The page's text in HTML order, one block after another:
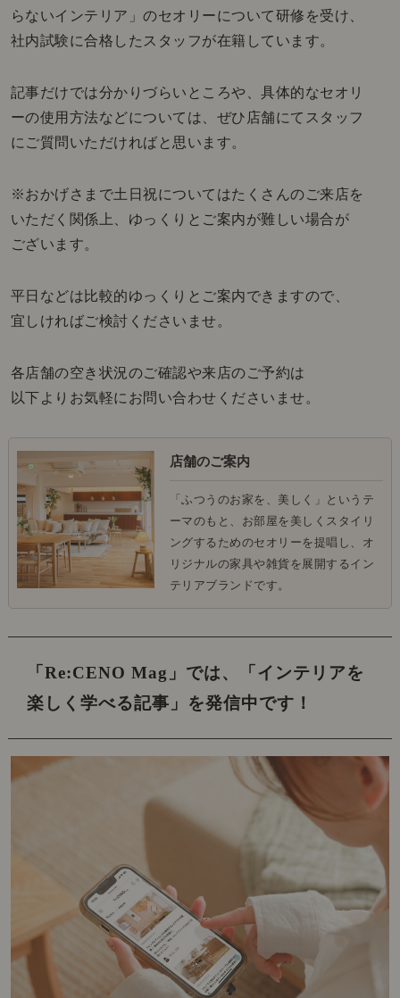
らないインテリア」のセオリーについて研修を受け、
社内試験に合格したスタッフが在籍しています。
記事だけでは分かりづらいところや、具体的なセオリ
ーの使用方法などについては、ぜひ店舗にてスタッフ
にご質問いただければと思います。
※おかげさまで土日祝についてはたくさんのご来店を
いただく関係上、ゆっくりとご案内が難しい場合が
ございます。
平日などは比較的ゆっくりとご案内できますので、
宜しければご検討くださいませ。
各店舗の空き状況のご確認や来店のご予約は
以下よりお気軽にお問い合わせくださいませ。
店舗のご案内
「ふつうのお家を、美しく」というテ
ーマのもと、お部屋を美しくスタイリ
ングするためのセオリーを提唱し、オ
リジナルの家具や雑貨を展開するイン
テリアブランドです。
「Re:CENO Mag」では、
「インテリアを
楽しく学べる記事」を発信中です！